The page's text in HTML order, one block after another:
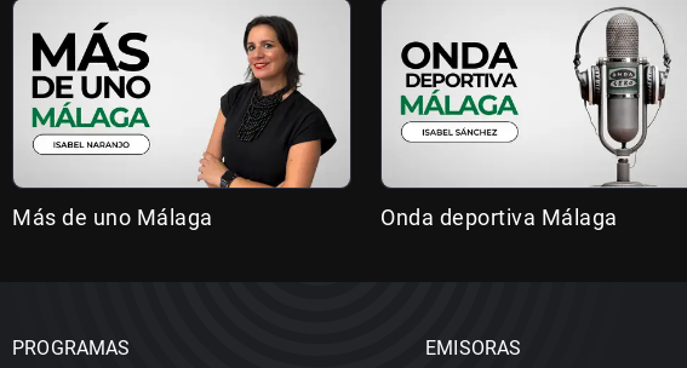
Más de uno Málaga Onda deportiva Málaga
PROGRAMAS EMISORAS